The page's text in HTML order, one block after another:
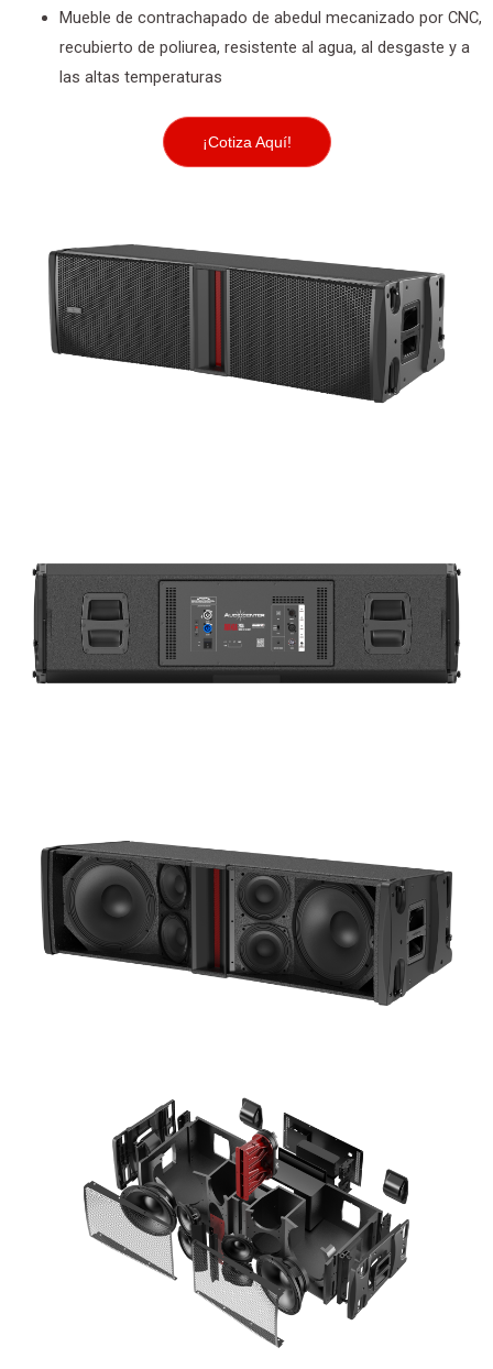
Mueble de contrachapado de abedul mecanizado por CNC,
recubierto de poliurea, resistente al agua, al desgaste y a
las altas temperaturas
¡Cotiza Aquí!